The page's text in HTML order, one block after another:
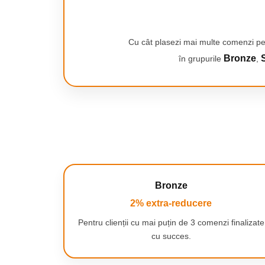
Organizatorare Cabluri
Unitati optice externe
Cu cât plasezi mai multe comenzi
în grupurile Bronze,
Bronze
2% extra-reducere
Pentru clienții cu mai puțin de 3 comenzi finalizate
cu succes.